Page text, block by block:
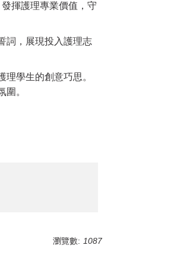
揮護理專業價值，守
詞，展現投入護理志
學生的創意巧思。
。
瀏覽數: 1087